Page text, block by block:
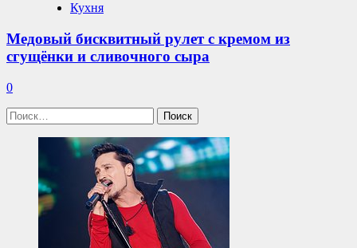
Кухня
Медовый бисквитный рулет с кремом из
сгущёнки и сливочного сыра
0
Найти: